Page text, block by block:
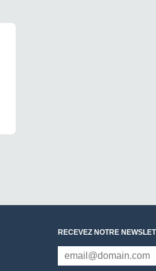
RECEVEZ NOTRE